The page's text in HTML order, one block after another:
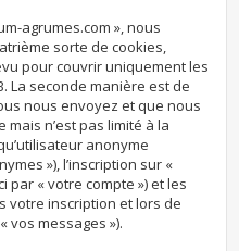
agrumes.com », nous
sorte de cookies,
pour couvrir uniquement les
La seconde manière est de
nous envoyez et que nous
n’est pas limité à la
anonyme
»), l’inscription sur «
par « votre compte ») et les
votre inscription et lors de
vos messages »).